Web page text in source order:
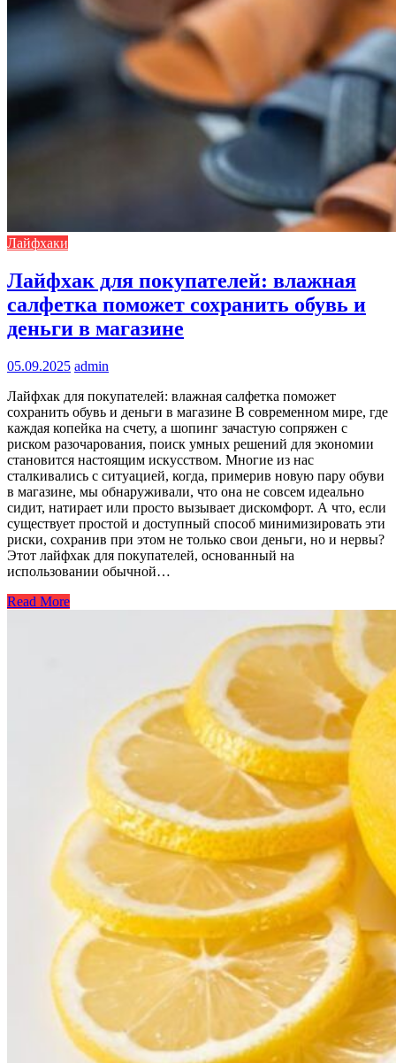
Лайфхаки
Лайфхак для покупателей: влажная
салфетка поможет сохранить обувь и
деньги в магазине
05.09.2025 admin
Лайфхак для покупателей: влажная салфетка поможет
сохранить обувь и деньги в магазине В современном мире, где
каждая копейка на счету, а шопинг зачастую сопряжен с
риском разочарования, поиск умных решений для экономии
становится настоящим искусством. Многие из нас
сталкивались с ситуацией, когда, примерив новую пару обуви
в магазине, мы обнаруживали, что она не совсем идеально
сидит, натирает или просто вызывает дискомфорт. А что, если
существует простой и доступный способ минимизировать эти
риски, сохранив при этом не только свои деньги, но и нервы?
Этот лайфхак для покупателей, основанный на
использовании обычной…
Read More